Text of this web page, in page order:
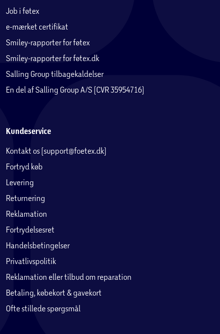
Job i føtex
e-mærket certifikat
Smiley-rapporter for føtex
Smiley-rapporter for føtex.dk
Salling Group tilbagekaldelser
En del af Salling Group A/S (CVR 35954716)
Kundeservice
Kontakt os (support@foetex.dk)
Fortryd køb
Levering
Returnering
Reklamation
Fortrydelsesret
Handelsbetingelser
Privatlivspolitik
Reklamation eller tilbud om reparation
Betaling, købekort & gavekort
Ofte stillede spørgsmål